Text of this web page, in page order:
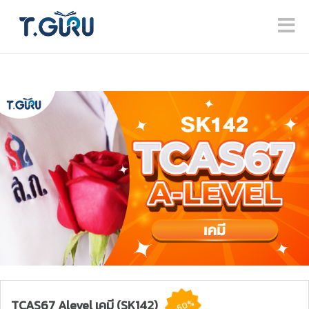
TCAS67 Alevel เคมี (SK142)